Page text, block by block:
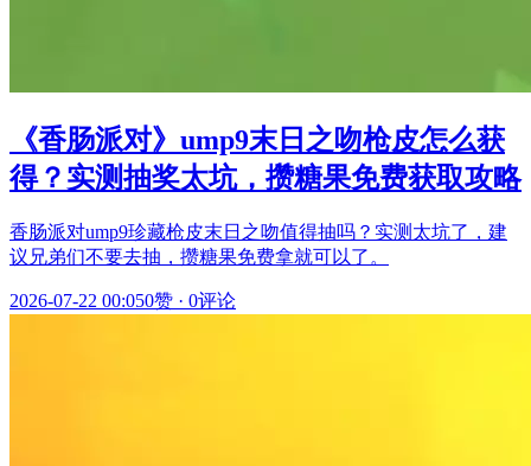
《香肠派对》ump9末日之吻枪皮怎么获
得？实测抽奖太坑，攒糖果免费获取攻略
香肠派对ump9珍藏枪皮末日之吻值得抽吗？实测太坑了，建
议兄弟们不要去抽，攒糖果免费拿就可以了。
2026-07-22 00:050赞 · 0评论